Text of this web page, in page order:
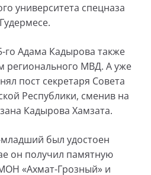
университета спецназа
го Адама Кадырова также
регионального МВД. А уже
пост секретаря Совета
Республики, сменив на
Кадырова Хамзата.
был удостоен
он получил памятную
«Ахмат-Грозный» и